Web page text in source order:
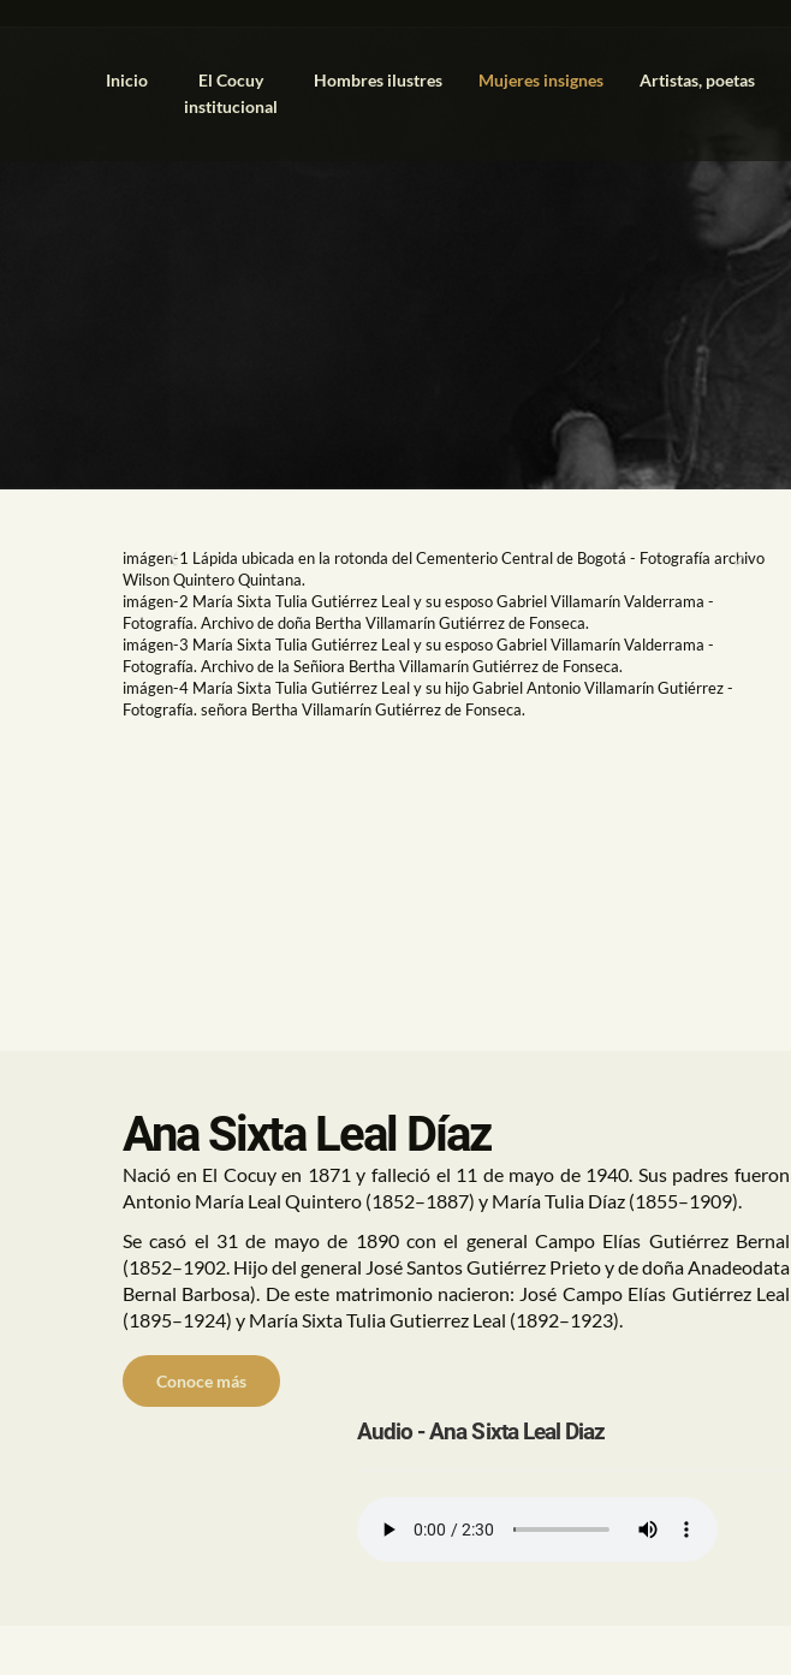
Inicio
El Cocuy
institucional
Hombres ilustres Mujeres insignes Artistas, poetas
Previous Next
imágen-1 Lápida ubicada en la rotonda del Cementerio Central de Bogotá - Fotografía archivo
Wilson Quintero Quintana.
imágen-2 María Sixta Tulia Gutiérrez Leal y su esposo Gabriel Villamarín Valderrama -
Fotografía. Archivo de doña Bertha Villamarín Gutiérrez de Fonseca.
imágen-3 María Sixta Tulia Gutiérrez Leal y su esposo Gabriel Villamarín Valderrama -
Fotografía. Archivo de la Señiora Bertha Villamarín Gutiérrez de Fonseca.
imágen-4 María Sixta Tulia Gutiérrez Leal y su hijo Gabriel Antonio Villamarín Gutiérrez -
Fotografía. señora Bertha Villamarín Gutiérrez de Fonseca.
Ana Sixta Leal Díaz
Nació en El Cocuy en 1871 y falleció el 11 de mayo de 1940. Sus padres fueron
Antonio María Leal Quintero (1852–1887) y María Tulia Díaz (1855–1909).
Se casó el 31 de mayo de 1890 con el general Campo Elías Gutiérrez Bernal
(1852–1902. Hijo del general José Santos Gutiérrez Prieto y de doña Anadeodata
Bernal Barbosa). De este matrimonio nacieron: José Campo Elías Gutiérrez Leal
(1895–1924) y María Sixta Tulia Gutierrez Leal (1892–1923).
Conoce más
Audio - Ana Sixta Leal Diaz